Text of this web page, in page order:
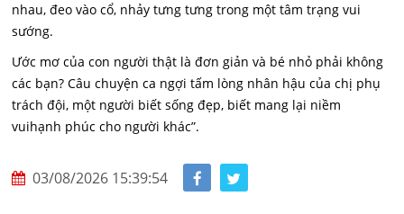
nhau, đeo vào cổ, nhảy tưng tưng trong một tâm trạng vui
sướng.
Ước mơ của con người thật là đơn giản và bé nhỏ phải không
các bạn? Câu chuyện ca ngợi tấm lòng nhân hậu của chị phụ
trách đội, một người biết sống đẹp, biết mang lại niềm
vuihạnh phúc cho người khác”.
03/08/2026 15:39:54